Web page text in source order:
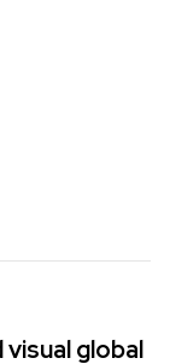
visual global